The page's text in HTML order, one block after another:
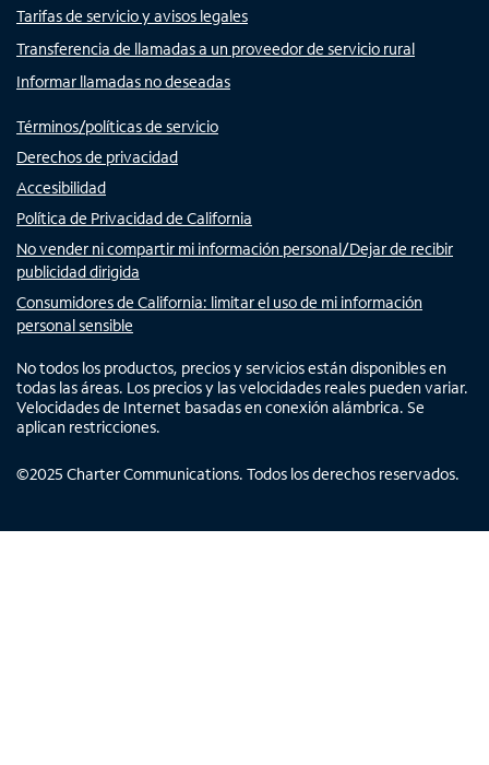
Tarifas de servicio y avisos legales
Transferencia de llamadas a un proveedor de servicio rural
Informar llamadas no deseadas
Términos/políticas de servicio
Derechos de privacidad
Accesibilidad
Política de Privacidad de California
No vender ni compartir mi información personal/Dejar de recibir
publicidad dirigida
Consumidores de California: limitar el uso de mi información
personal sensible
No todos los productos, precios y servicios están disponibles en
todas las áreas. Los precios y las velocidades reales pueden variar.
Velocidades de Internet basadas en conexión alámbrica. Se
aplican restricciones.
©2025 Charter Communications. Todos los derechos reservados.